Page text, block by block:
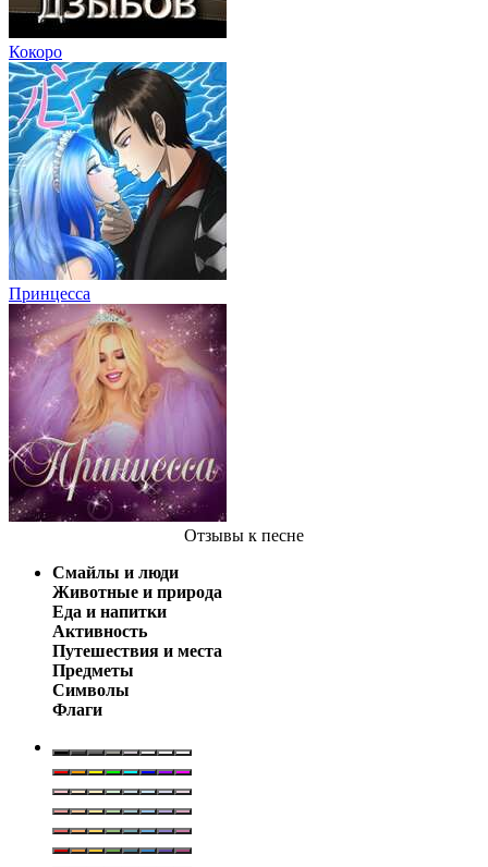
Кокоро
Принцесса
Отзывы к песне
Смайлы и люди
Животные и природа
Еда и напитки
Активность
Путешествия и места
Предметы
Символы
Флаги